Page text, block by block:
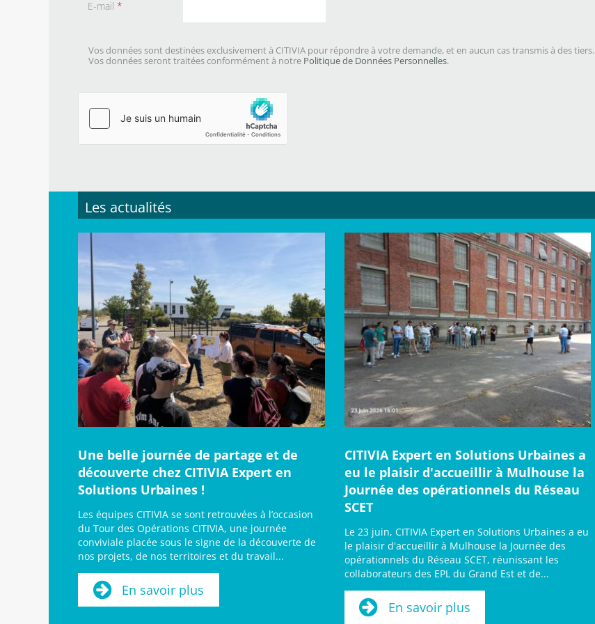
E-mail *
Vos données sont destinées exclusivement à CITIVIA pour répondre à votre demande, et en aucun cas transmis à des tiers.
Vos données seront traitées conformément à notre Politique de Données Personnelles.
Les actualités
Une belle journée de partage et de
découverte chez CITIVIA Expert en
Solutions Urbaines !
Les équipes CITIVIA se sont retrouvées à l’occasion
du Tour des Opérations CITIVIA, une journée
conviviale placée sous le signe de la découverte de
nos projets, de nos territoires et du travail...
En savoir plus
CITIVIA Expert en Solutions Urbaines a
eu le plaisir d'accueillir à Mulhouse la
Journée des opérationnels du Réseau
SCET
Le 23 juin, CITIVIA Expert en Solutions Urbaines a eu
le plaisir d'accueillir à Mulhouse la Journée des
opérationnels du Réseau SCET, réunissant les
collaborateurs des EPL du Grand Est et de...
En savoir plus